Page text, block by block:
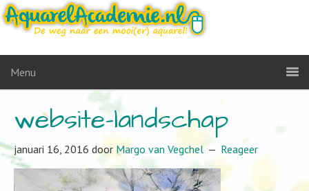
Menu
website-landschap
januari 16, 2016 door Margo van Vegchel Reageer